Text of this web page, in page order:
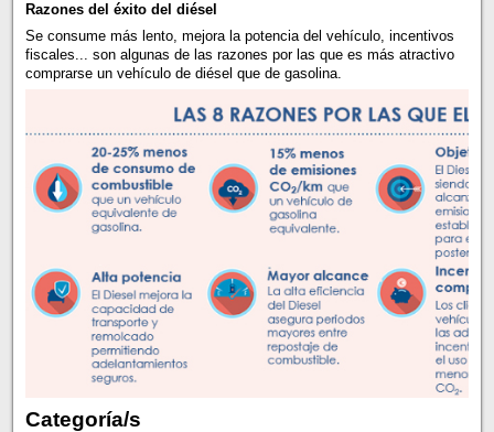
Razones del éxito del diésel
Se consume más lento, mejora la potencia del vehículo, incentivos
fiscales... son algunas de las razones por las que es más atractivo
comprarse un vehículo de diésel que de gasolina.
Categoría/s